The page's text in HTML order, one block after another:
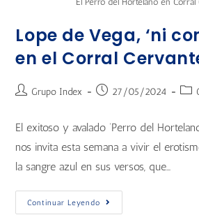
Lope de Vega, ‘ni
en el Corral
Grupo Index 27/05/2024
El exitoso y avalado ‘Perro del
nos invita esta semana a vivir el
la sangre azul en sus versos, que…
Continuar Leyendo